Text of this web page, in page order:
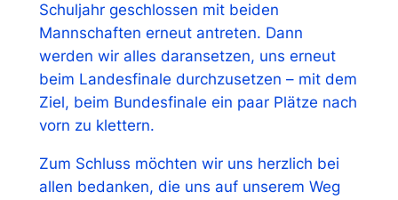
Schuljahr geschlossen mit beiden
Mannschaften erneut antreten. Dann
werden wir alles daransetzen, uns erneut
beim Landesfinale durchzusetzen – mit dem
Ziel, beim Bundesfinale ein paar Plätze nach
vorn zu klettern.
Zum Schluss möchten wir uns herzlich bei
allen bedanken, die uns auf unserem Weg